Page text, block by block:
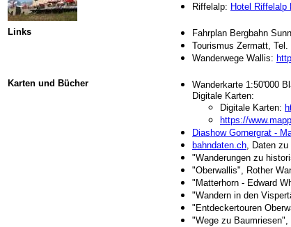
Riffelalp: Hotel Riffelalp
Links Fahrplan Bergbahn
Tourismus Zermatt, Tel.
Wanderwege Wallis:
Karten und Bücher Wanderkarte 1:50'000
Digitale Karten:
Digitale Karten:
https://
Diashow Gornergrat -
bahndaten.ch , Daten
"Wanderungen zu
"Oberwallis", Rother
"Matterhorn - Edward
"Wandern in den
"Entdeckertouren
"Wege zu